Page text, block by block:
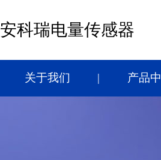
安科瑞电量传感器
关于我们 产品